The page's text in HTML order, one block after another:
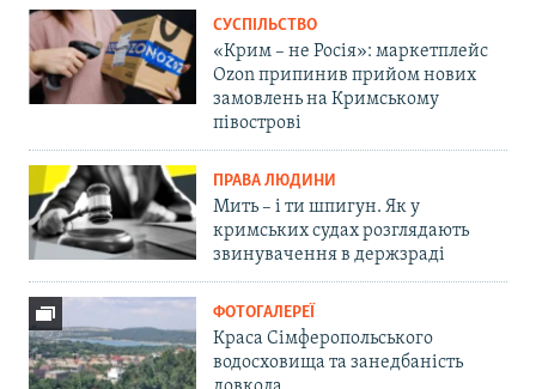
СУСПІЛЬСТВО
«Крим – не Росія»: маркетплейс
Ozon припинив прийом нових
замовлень на Кримському
півострові
ПРАВА ЛЮДИНИ
Мить – і ти шпигун. Як у
кримських судах розглядають
звинувачення в держзраді
ФОТОГАЛЕРЕЇ
Краса Сімферопольського
водосховища та занедбаність